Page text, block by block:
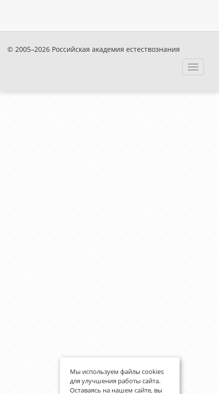
© 2005–2026 Российская академия естествознания
Toggle
Мы используем файлы cookies
для улучшения работы сайта.
Оставаясь на нашем сайте, вы